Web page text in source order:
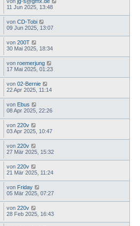
11 Jun 2025, 13:48
von CD-Tobi
09 Jun 2025, 13:07
von 200T
30 Mai 2025, 18:34
von roemerjung
17 Mai 2025, 01:23
von 02-Bernie
22 Apr 2025, 11:14
von Ebus
08 Apr 2025, 22:26
von 220v
03 Apr 2025, 10:47
von 220v
27 Mär 2025, 15:32
von 220v
21 Mär 2025, 11:24
von Friday
05 Mär 2025, 07:27
von 220v
28 Feb 2025, 16:43